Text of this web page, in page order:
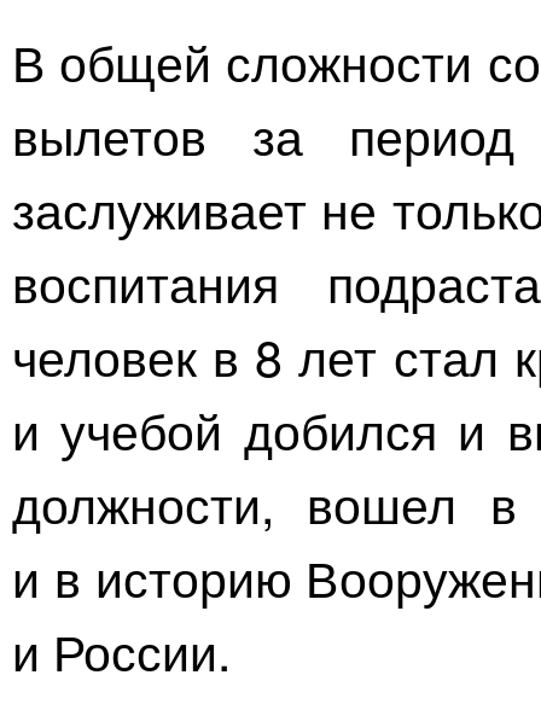
В общей сложности
вылетов за
заслуживает не
воспитания
человек в 8 лет стал
и учебой добился и
должности, вошел
и в историю
и России.